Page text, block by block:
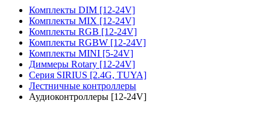
Комплекты DIM [12-24V]
Комплекты MIX [12-24V]
Комплекты RGB [12-24V]
Комплекты RGBW [12-24V]
Комплекты MINI [5-24V]
Диммеры Rotary [12-24V]
Серия SIRIUS [2.4G, TUYA]
Лестничные контроллеры
Аудиоконтроллеры [12-24V]